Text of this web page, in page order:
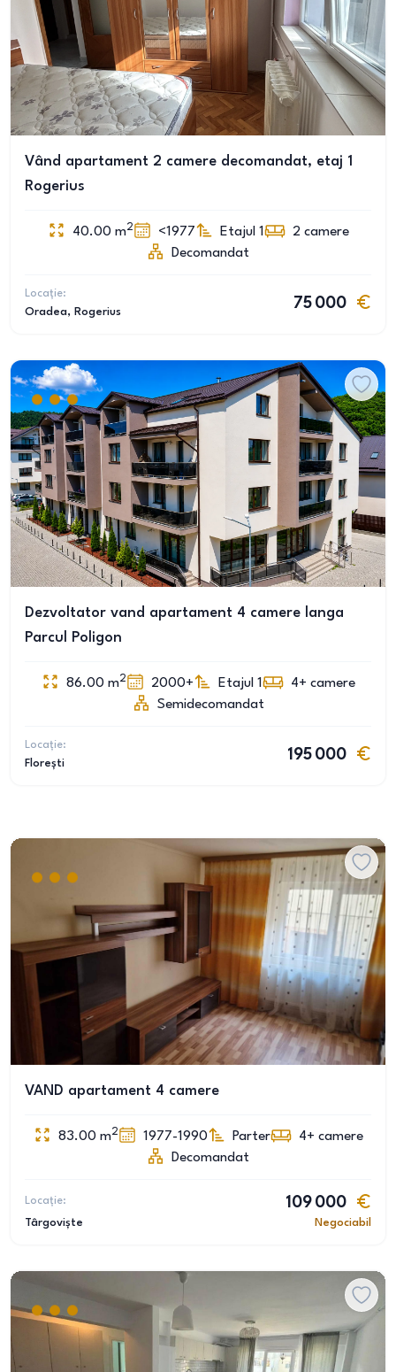
Vând apartament 2 camere decomandat, etaj 1
Rogerius
40.00 m2 <1977 Etajul 1 2 camere
Decomandat
Locație:
Oradea, Rogerius
75 000
Dezvoltator vand apartament 4 camere langa
Parcul Poligon
86.00 m2 2000+ Etajul 1 4+ camere
Semidecomandat
Locație:
Florești
195 000
VAND apartament 4 camere
83.00 m2 1977-1990 Parter 4+ camere
Decomandat
Locație:
Târgoviște
109 000
Negociabil